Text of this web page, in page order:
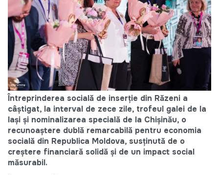
Întreprinderea socială de inserţie din Răzeni a
câștigat, la interval de zece zile, trofeul galei de la
Iași și nominalizarea specială de la Chișinău, o
recunoaștere dublă remarcabilă pentru economia
socială din Republica Moldova, susținută de o
creștere financiară solidă și de un impact social
măsurabil.